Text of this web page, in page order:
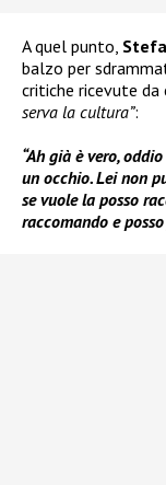
A quel punto,
balzo per
critiche ricevute da
serva la cultura”:
“Ah già è vero,
un occhio. Lei non
se vuole la posso
raccomando e